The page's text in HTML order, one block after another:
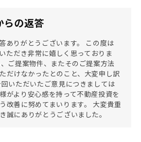
らの返答
ありがとうございます。 この度は
ただき非常に嬉しく思っておりま
ご提案物件、またそのご提案方法
だけなかったとのこと、大変申し訳
いただいたご意見につきましては
がより安心感を持って不動産投資を
改善に努めてまいります。 大変貴重
誠にありがとうございました。